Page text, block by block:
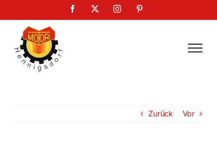
Inhalt
springen
Facebook InstagramPinterest
Zurück Vor